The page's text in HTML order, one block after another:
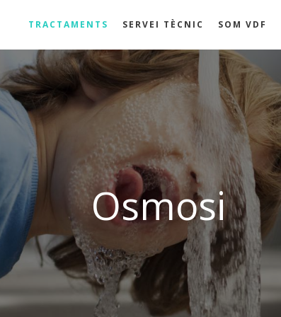
TRACTAMENTS SERVEI TÈCNIC SOM VDF
Osmosi